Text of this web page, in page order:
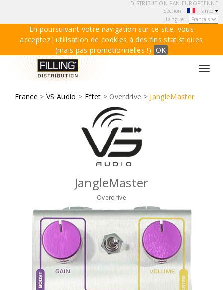
DISTRIBUTION PAN-EUROPEENNE
Section :
France
Langue :
En poursuivant votre navigation sur ce site, vous
acceptez l'utilisation de cookies à des fins statistiques
(mais pas promotionnelles !) OK
France > VS Audio > Effet > Overdrive > JangleMaster
JangleMaster
Overdrive